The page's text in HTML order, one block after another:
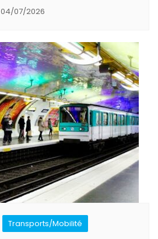
04/07/2026
Transports/Mobilité